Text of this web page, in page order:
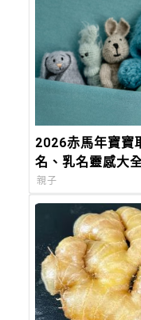
2026赤馬年寶寶
名、乳名靈感大
親子